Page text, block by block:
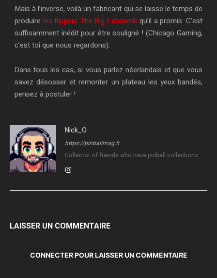
Mais à l’inverse, voilà un fabricant qui se laisse le temps de
produire les flippers The Big Lebowski qu’il a promis. C’est
suffisamment inédit pour être souligné ! (Chicago Gaming,
c’est toi que nous regardons).
Dans tous les cas, si vous parlez néerlandais et que vous
savez désosser et remonter un plateau les yeux bandés,
pensez à postuler !
Nick_O
https://pinballmag.fr
Collector of friends who have pinball collections.
LAISSER UN COMMENTAIRE
CONNECTER POUR LAISSER UN COMMENTAIRE